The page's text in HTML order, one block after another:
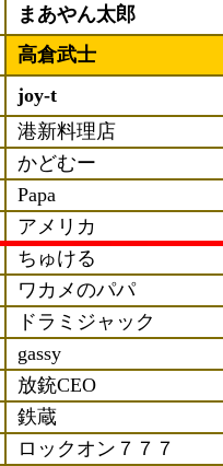
まあやん太郎
高倉武士
joy-t
港新料理店
かどむー
Papa
アメリカ
ちゅける
ワカメのパパ
ドラミジャック
gassy
放銃CEO
鉄蔵
ロックオン７７７